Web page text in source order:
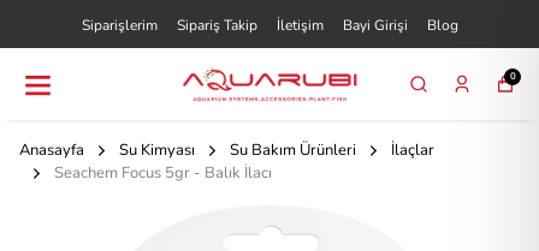
Siparişlerim Sipariş Takip İletişim Bayi Girişi Blog
0
Anasayfa Su Kimyası Su Bakım Ürünleri
İlaçlar
Seachem Focus 5gr - Balık İlacı